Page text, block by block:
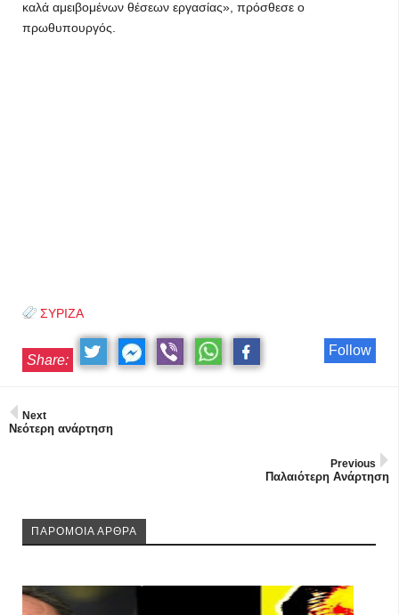
καλά αμειβομένων θέσεων εργασίας», πρόσθεσε ο
πρωθυπουργός.
ΣΥΡΙΖΑ
Follow
Share:
Next
Νεότερη ανάρτηση
Previous
Παλαιότερη Ανάρτηση
ΠΑΡΟΜΟΙΑ ΑΡΘΡΑ